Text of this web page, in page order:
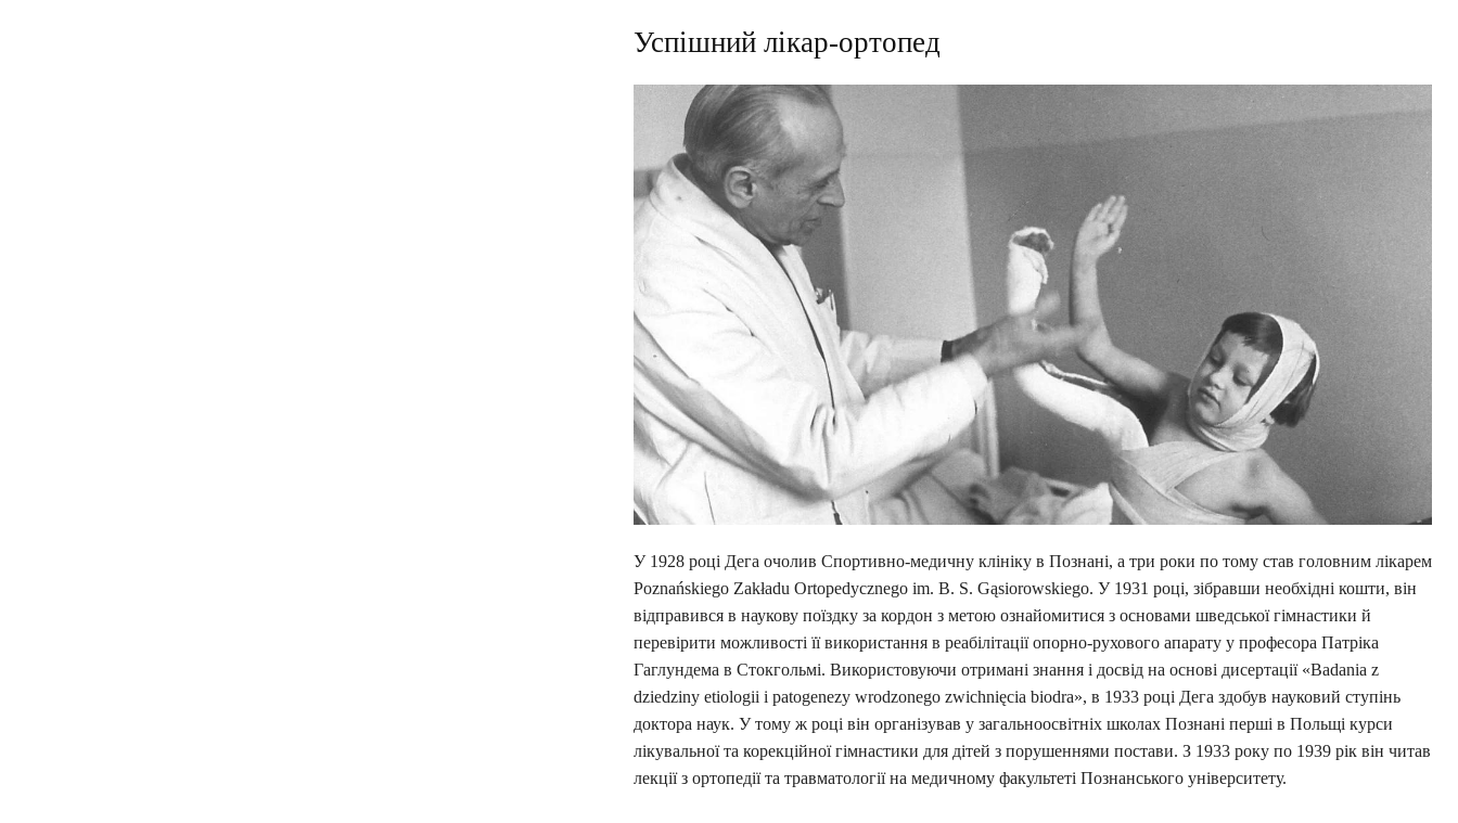
Успішний лікар-ортопед
У 1928 році Дега очолив Спортивно-медичну клініку в Познані, а три роки по тому став головним лікарем
Poznańskiego Zakładu Ortopedycznego im. B. S. Gąsiorowskiego. У 1931 році, зібравши необхідні кошти, він
відправився в наукову поїздку за кордон з метою ознайомитися з основами шведської гімнастики й
перевірити можливості її використання в реабілітації опорно-рухового апарату у професора Патріка
Гаглундема в Стокгольмі. Використовуючи отримані знання і досвід на основі дисертації «Badania z
dziedziny etiologii i patogenezy wrodzonego zwichnięcia biodra», в 1933 році Дега здобув науковий ступінь
доктора наук. У тому ж році він організував у загальноосвітніх школах Познані перші в Польщі курси
лікувальної та корекційної гімнастики для дітей з порушеннями постави. З 1933 року по 1939 рік він читав
лекції з ортопедії та травматології на медичному факультеті Познанського університету.